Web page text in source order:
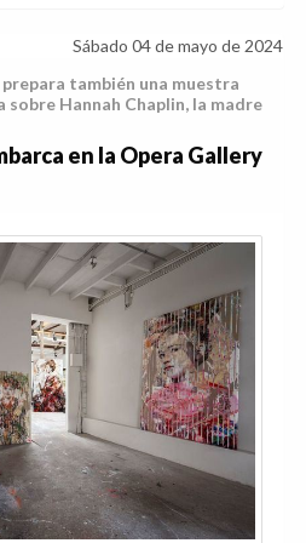
Sábado 04 de mayo de 2024
también una muestra
sobre Hannah Chaplin, la madre
en la Opera Gallery